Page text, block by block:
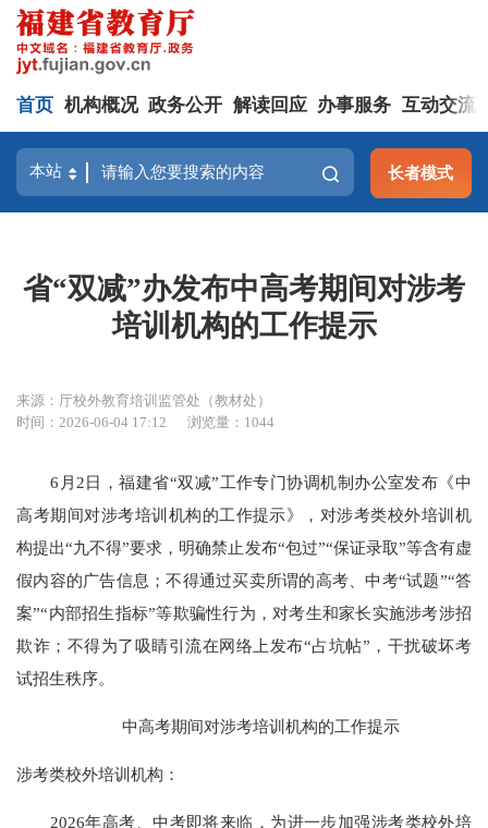
首页 机构概况 政务公开 解读回应 办事服务 互动交流
长者模式
省“双减”办发布中高考期间对涉考
培训机构的工作提示
来源：厅校外教育培训监管处（教材处）
时间：2026-06-04 17:12
浏览量：1044
6月2日，福建省“双减”工作专门协调机制办公室发布《中
高考期间对涉考培训机构的工作提示》，对涉考类校外培训机
构提出“九不得”要求，明确禁止发布“包过”“保证录取”等含有虚
假内容的广告信息；不得通过买卖所谓的高考、中考“试题”“答
案”“内部招生指标”等欺骗性行为，对考生和家长实施涉考涉招
欺诈；不得为了吸睛引流在网络上发布“占坑帖”，干扰破坏考
试招生秩序。
中高考期间对涉考培训机构的工作提示
涉考类校外培训机构：
2026年高考、中考即将来临，为进一步加强涉考类校外培